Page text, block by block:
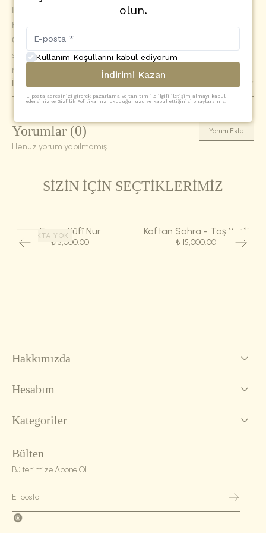
Her yaprak, sabrı hatırlatıyor.
Her çiçek, şükrü fısıldıyor
Çünkü bazen bir seccade,
sadece secdeye değil;
ruha, doğaya ve Yaradan’a açılan bir bahçedir.
İçerik
Yorumlar (0) Yorum Ekle
Henüz yorum yapılmamış
SİZİN İÇİN SEÇTİKLERİMİZ
STOKTA YOK
Eşarp-Kûfî Nur
₺ 5,000.00
Kaftan Sahra - Taş Yeşili
₺ 15,000.00
Hakkımızda
Hesabım
Kategoriler
Bülten
Bültenimize Abone Ol
olun.
Kullanım Koşullarını kabul ediyorum
İndirimi Kazan
E-posta adresinizi girerek pazarlama ve tanıtım ile ilgili iletişim almayı kabul
edersiniz ve Gizlilik Politikamızı okuduğunuzu ve kabul ettiğinizi onaylarsınız.